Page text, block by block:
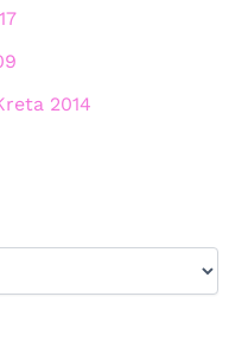
2014